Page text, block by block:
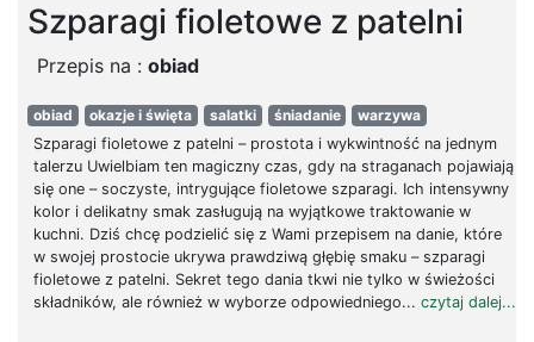
Szparagi fioletowe z patelni
Przepis na : obiad
obiad okazje i święta salatki śniadanie
warzywa
Szparagi fioletowe z patelni – prostota i wykwintność na jednym
talerzu Uwielbiam ten magiczny czas, gdy na straganach pojawiają
się one – soczyste, intrygujące fioletowe szparagi. Ich intensywny
kolor i delikatny smak zasługują na wyjątkowe traktowanie w
kuchni. Dziś chcę podzielić się z Wami przepisem na danie, które
w swojej prostocie ukrywa prawdziwą głębię smaku – szparagi
fioletowe z patelni. Sekret tego dania tkwi nie tylko w świeżości
składników, ale również w wyborze odpowiedniego... czytaj dalej...